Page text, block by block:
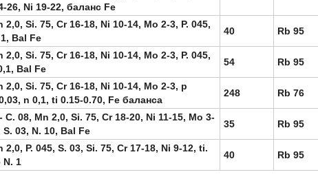
26, Ni 19-22, баланс Fe
2,0, Si. 75, Cr 16-18, Ni 10-14, Mo 2-3, P. 045,
Bal Fe
40 Rb 95
2,0, Si. 75, Cr 16-18, Ni 10-14, Mo 2-3, P. 045,
Bal Fe
54 Rb 95
2,0, Si. 75, Cr 16-18, Ni 10-14, Mo 2-3, p
n 0,1, ti 0.15-0.70, Fe баланса
248 Rb 76
C. 08, Mn 2,0, Si. 75, Cr 18-20, Ni 11-15, Mo 3-
S. 03, N. 10, Bal Fe
35 Rb 95
2,0, P. 045, S. 03, Si. 75, Cr 17-18, Ni 9-12, ti.
N. 1
40 Rb 95